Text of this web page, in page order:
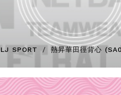
LJ SPORT 熱昇華田徑背心